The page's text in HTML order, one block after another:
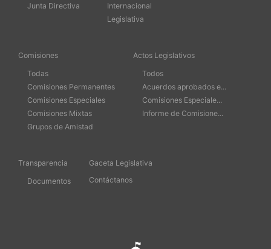
Junta Directiva
Internacional
Legislativa
Comisiones
Todas
Comisiones Permanentes
Comisiones Especiales
Comisiones Mixtas
Grupos de Amistad
Actos Legislativos
Todos
Acuerdos aprobados e...
Comisiones Especiale...
Informe de Comisione...
Transparencia
Documentos
Gaceta Legislativa
Contáctanos